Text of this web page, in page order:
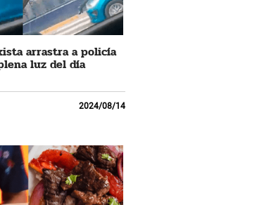
arrastra a policía
luz del día
2024/08/14